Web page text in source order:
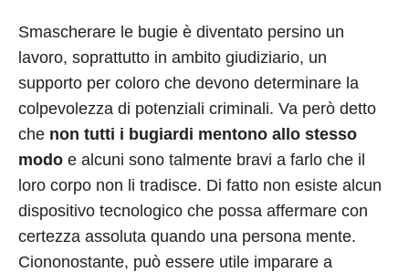
Smascherare le bugie è diventato persino un
lavoro, soprattutto in ambito giudiziario, un
supporto per coloro che devono determinare la
colpevolezza di potenziali criminali. Va però detto
che non tutti i bugiardi mentono allo stesso
modo e alcuni sono talmente bravi a farlo che il
loro corpo non li tradisce. Di fatto non esiste alcun
dispositivo tecnologico che possa affermare con
certezza assoluta quando una persona mente.
Ciononostante, può essere utile imparare a